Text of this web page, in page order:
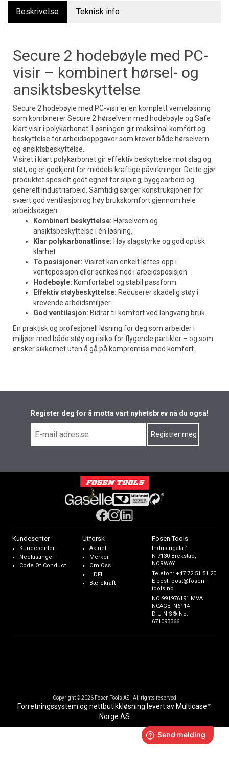
Beskrivelse Teknisk info
Secure 2 hodebøyle med PC-
visir – kombinert hørsel- og
ansiktsbeskyttelse
Secure 2 hodebøyle med PC-visir er en komplett verneløsning
som kombinerer Secure 2 hørselvern med hodebøyle og Safe
klart visir i polykarbonat. Løsningen gir maksimal komfort og
beskyttelse for arbeidsoppgaver som krever både hørselvern
og ansiktsbeskyttelse.
Visiret i klart polykarbonat gir effektiv beskyttelse mot slag og
støt, og er godkjent for middels kraftige påvirkninger. Dette gjør
produktet spesielt godt egnet for sliping, byggearbeid og
generelt industriarbeid. Samtidig sørger konstruksjonen for
svært god ventilasjon og høy brukskomfort gjennom hele
arbeidsdagen.
Kombinert beskyttelse: Hørselvern og
ansiktsbeskyttelse i én løsning.
Klar polykarbonatlinse: Høy slagstyrke og god optisk
klarhet.
To posisjoner: Visiret kan enkelt løftes opp i
venteposisjon eller senkes ned i arbeidsposisjon.
Hodebøyle: Komfortabel og stabil passform.
Effektiv støybeskyttelse: Reduserer skadelig støy i
krevende arbeidsmiljøer.
God ventilasjon: Bidrar til komfort ved langvarig bruk.
En praktisk og profesjonell løsning for deg som arbeider i
miljøer med både støy og risiko for flygende partikler – og som
ønsker sikkerhet uten å gå på kompromiss med komfort.
Register deg for å motta vårt nyhetsbrev nå du også!
Kundesenter
Kundesenter
Nedlastinger
Code Of Conduct
Utforsk
Aktuelt
Merker
Om Oss
HDFI
Bærekraft
Fosen Tools
Industrigata 1
N-7130 Brekstad,
NORWAY
Telefon:+47 72 51 51 20
E-post: post@fosen-
tools.no
NO 991976191 MVA
NCAGE: N6114
D-U-N-S®-No:
671093366
Copyright © 2026 Fosen Tools AS - All rights reserved
Forretningssystem og nettbutikkløsning levert av Multicase™
Norge AS